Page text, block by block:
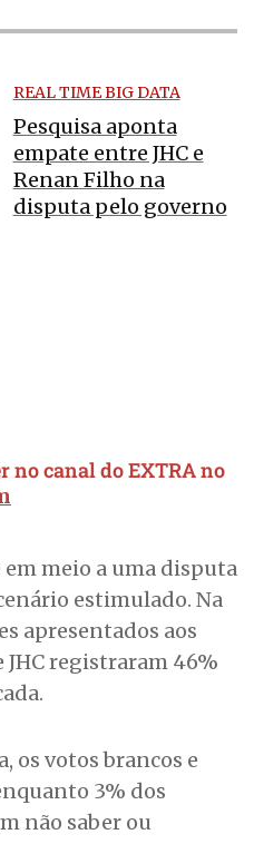
REAL TIME BIG DATA
Pesquisa aponta
empate entre JHC e
Renan Filho na
disputa pelo governo
no canal do EXTRA no
meio a uma disputa
estimulado. Na
apresentados aos
registraram 46%
os votos brancos e
3% dos
não saber ou